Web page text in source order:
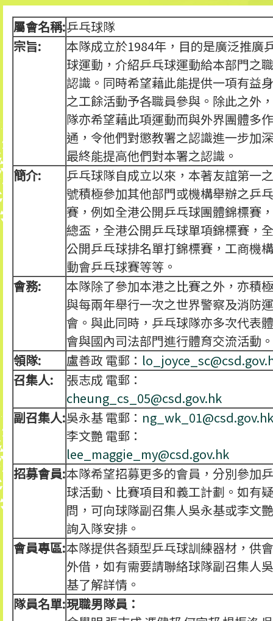
屬會名稱:乒乓球隊
宗旨:
本隊成立於1984年，目的是廣泛推廣
球運動，介紹乒乓球運動給本部門之
認識。同時希望藉此能提供一項有益
之工餘活動予各職員參與。除此之外
隊亦希望藉此項運動而與外界團體多
通，令他們對懲教署之認識進一步加
最終能提高他們對本署之認識。
簡介:
乒乓球隊自成立以來，本著友誼第一
號積極參加其他部門或機構舉辦之乒
賽，例如全港公開乒乓球團體錦標賽
總盃，全港公開乒乓球單項錦標賽，
公開乒乓球排名單打錦標賽，工商機
動會乒乓球賽等等。
會務:
本隊除了參加本港之比賽之外，亦積
與每兩年舉行一次之世界警察及消防
會。與此同時，乒乓球隊亦多次代表
會與國內司法部門進行體育交流活動
領隊:
盧善政 電郵：
召集人:
張志成 電郵：
cheung_cs_05@csd.gov.hk
副召集人:吳永基 電郵：
李文艷 電郵：
lee_maggie_my@csd.gov.hk
招募會員:本隊希望招募更多的會員，分別參加
球活動、比賽項目和義工計劃。如有
問，可向球隊副召集人吳永基或李文
詢入隊安排。
會員專區:本隊提供各類型乒乓球訓練器材，供
外借，如有需要請聯絡球隊副召集人
基了解詳情。
隊員名單:現職男隊員：